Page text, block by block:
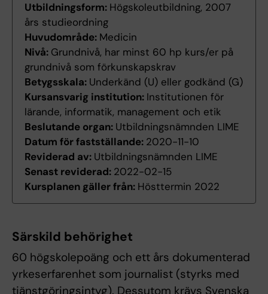
Utbildningsform: Högskoleutbildning, 2007
års studieordning
Huvudområde: Medicin
Nivå: Grundnivå, har minst 60 hp kurs/er på
grundnivå som förkunskapskrav
Betygsskala: Underkänd (U) eller godkänd (G)
Kursansvarig institution: Institutionen för
lärande, informatik, management och etik
Beslutande organ: Utbildningsnämnden LIME
Datum för fastställande: 2020-11-10
Reviderad av: Utbildningsnämnden LIME
Senast reviderad: 2022-02-15
Kursplanen gäller från: Hösttermin 2022
Särskild behörighet
60 högskolepoäng och ett års dokumenterad
yrkeserfarenhet som journalist (styrks med
tjänstgöringsintyg). Dessutom krävs Svenska